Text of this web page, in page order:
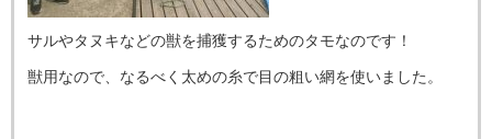
サルやタヌキなどの獣を捕獲するためのタモなのです！
獣用なので、なるべく太めの糸で目の粗い網を使いました。